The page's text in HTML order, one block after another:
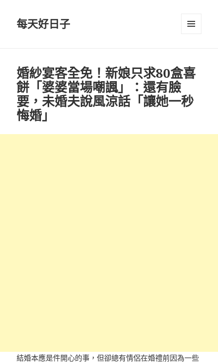
每天好日子
婚紗宴客全免！新娘只求80盒喜
餅「婆婆當場嘲諷」：還有臉
要，未婚夫說風涼話「讓她一秒
悔婚」
結婚本應是件開心的事，但卻總有情侶在婚禮前因為一些